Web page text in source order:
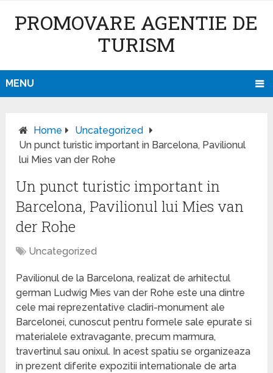
PROMOVARE AGENTIE DE
TURISM
MENU
Home
Uncategorized
Un punct turistic important in Barcelona, Pavilionul
lui Mies van der Rohe
Un punct turistic important in
Barcelona, Pavilionul lui Mies van
der Rohe
Uncategorized
Pavilionul de la Barcelona, realizat de arhitectul
german Ludwig Mies van der Rohe este una dintre
cele mai reprezentative cladiri-monument ale
Barcelonei, cunoscut pentru formele sale epurate si
materialele extravagante, precum marmura,
travertinul sau onixul. In acest spatiu se organizeaza
in prezent diferite expozitii internationale de arta